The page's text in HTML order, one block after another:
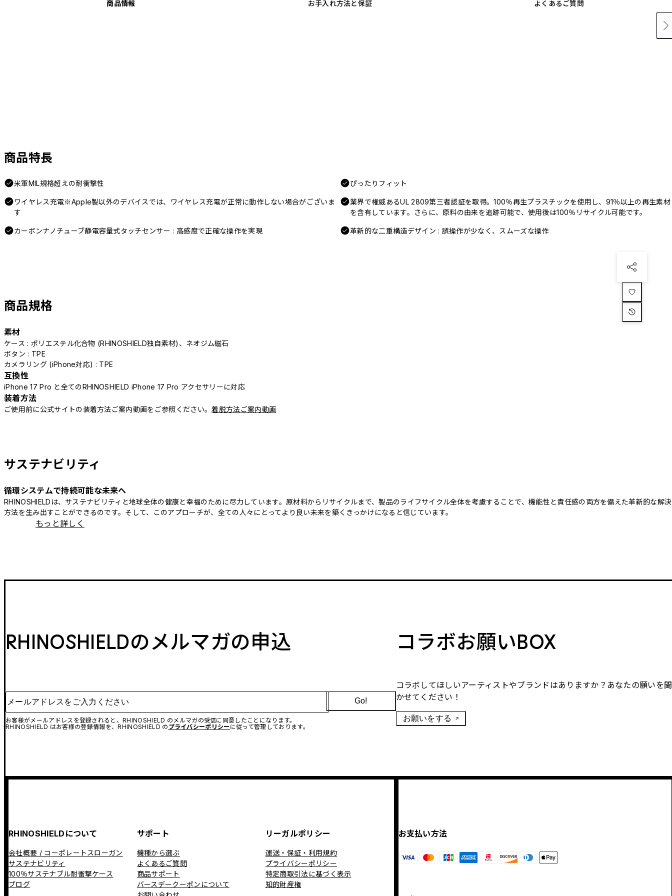
商品情報 お手入れ方法と保証 よくあるご質問
商品特長
米軍MIL規格超えの耐衝撃性 ぴったりフィット
ワイヤレス充電※Apple製以外のデバイスでは、ワイヤレス充電が正常に動作しない場合がございま
す
業界で権威あるUL 2809第三者認証を取得。100％再生プラスチックを使用し、91％以上の再生素材
を含有しています。さらに、原料の由来を追跡可能で、使用後は100％リサイクル可能です。
カーボンナノチューブ静電容量式タッチセンサー : 高感度で正確な操作を実現 革新的な二重構造デザイン : 誤操作が少なく、スムーズな操作
商品規格
素材
ケース : ポリエステル化合物 (RHINOSHIELD独自素材)、ネオジム磁石
ボタン : TPE
カメラリング (iPhone対応) : TPE
互換性
iPhone 17 Pro と全てのRHINOSHIELD iPhone 17 Pro アクセサリーに対応
装着方法
ご使用前に公式サイトの装着方法ご案内動画をご参照ください。着脱方法ご案内動画
サステナビリティ
循環システムで持続可能な未来へ
RHINOSHIELDは、サステナビリティと地球全体の健康と幸福のために尽力しています。原材料からリサイクルまで、製品のライフサイクル全体を考慮することで、機能性と責任感の両方を備えた革新的な解決
方法を生み出すことができるのです。そして、このアプローチが、全ての人々にとってより良い未来を築くきっかけになると信じています。
もっと詳しく
RHINOSHIELDのメルマガの申込
メールアドレスをご入力ください
お客様がメールアドレスを登録されると、RHINOSHIELD のメルマガの受信に同意したことになります。
RHINOSHIELD はお客様の登録情報を、RHINOSHIELD の プライバシーポリシー に従って管理しております。
Go!
コラボお願いBOX
コラボしてほしいアーティストやブランドはありますか？あなたの願いを聞
かせてください！
お願いをする
RHINOSHIELDについて
会社概要 / コーポレートスローガン
サステナビリティ
100％サステナブル耐衝撃ケース
ブログ
サポート
機種から選ぶ
よくあるご質問
商品サポート
バースデークーポンについて
リーガルポリシー
運送・保証・利用規約
プライバシーポリシー
特定商取引法に基づく表示
知的財産権
お支払い方法